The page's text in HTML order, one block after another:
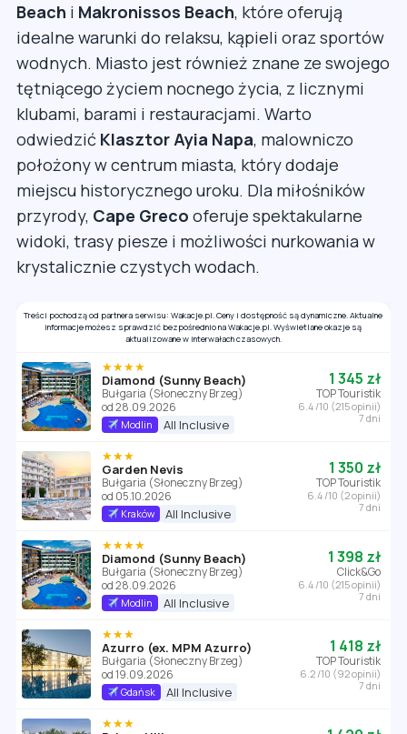
Beach i Makronissos Beach, które oferują
idealne warunki do relaksu, kąpieli oraz sportów
wodnych. Miasto jest również znane ze swojego
tętniącego życiem nocnego życia, z licznymi
klubami, barami i restauracjami. Warto
odwiedzić Klasztor Ayia Napa, malowniczo
położony w centrum miasta, który dodaje
miejscu historycznego uroku. Dla miłośników
przyrody, Cape Greco oferuje spektakularne
widoki, trasy piesze i możliwości nurkowania w
krystalicznie czystych wodach.
Treści pochodzą od partnera serwisu: Wakacje.pl. Ceny i dostępność są dynamiczne. Aktualne
informacje możesz sprawdzić bezpośrednio na Wakacje.pl. Wyświetlane okazje są
aktualizowane w interwałach czasowych.
★★★★
Diamond (Sunny Beach)
Bułgaria (Słoneczny Brzeg)
od 28.09.2026
Modlin All Inclusive
1 345 zł
TOP Touristik
6.4 /10 (215 opinii)
7 dni
★★★
Garden Nevis
Bułgaria (Słoneczny Brzeg)
od 05.10.2026
Kraków All Inclusive
1 350 zł
TOP Touristik
6.4 /10 (2 opinii)
7 dni
★★★★
Diamond (Sunny Beach)
Bułgaria (Słoneczny Brzeg)
od 28.09.2026
Modlin All Inclusive
1 398 zł
Click&Go
6.4 /10 (215 opinii)
7 dni
★★★
Azurro (ex. MPM Azurro)
Bułgaria (Słoneczny Brzeg)
od 19.09.2026
Gdańsk All Inclusive
1 418 zł
TOP Touristik
6.2 /10 (92 opinii)
7 dni
★★★